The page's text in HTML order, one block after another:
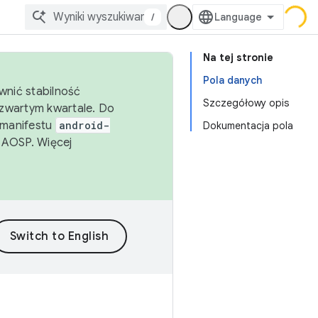
/
Na tej stronie
Pola danych
Szczegółowy opis
Dokumentacja pola
stabilność
kwartale. Do
android-
Więcej